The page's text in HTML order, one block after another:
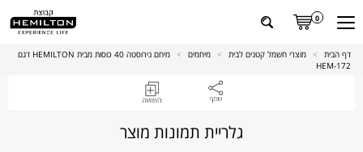
0
דף הבית > מוצרי חשמל קטנים לבית > מיחמים >
מיחם נירוסטה 40 כוסות מבית HEMILTON דגם
HEM-172
גלריית תמונות מוצר